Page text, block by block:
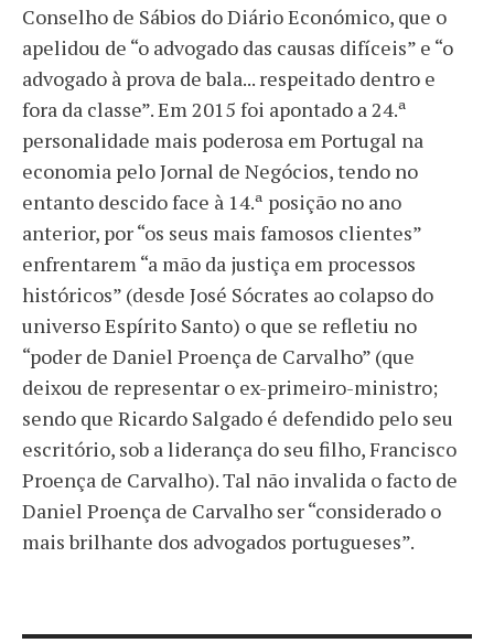
Conselho de Sábios do Diário Económico, que o
apelidou de “o advogado das causas difíceis” e “o
advogado à prova de bala... respeitado dentro e
fora da classe”. Em 2015 foi apontado a 24.ª
personalidade mais poderosa em Portugal na
economia pelo Jornal de Negócios, tendo no
entanto descido face à 14.ª posição no ano
anterior, por “os seus mais famosos clientes”
enfrentarem “a mão da justiça em processos
históricos” (desde José Sócrates ao colapso do
universo Espírito Santo) o que se refletiu no
“poder de Daniel Proença de Carvalho” (que
deixou de representar o ex-primeiro-ministro;
sendo que Ricardo Salgado é defendido pelo seu
escritório, sob a liderança do seu filho, Francisco
Proença de Carvalho). Tal não invalida o facto de
Daniel Proença de Carvalho ser “considerado o
mais brilhante dos advogados portugueses”.